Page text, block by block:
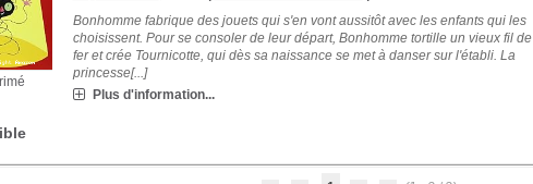
Bonhomme fabrique des jouets qui s'en vont aussitôt avec les enfants qui les
choisissent. Pour se consoler de leur départ, Bonhomme tortille un vieux fil de
fer et crée Tournicotte, qui dès sa naissance se met à danser sur l'établi. La
princesse[...]
Plus d'information...